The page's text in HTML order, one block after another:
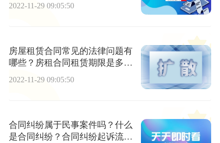
2022-11-29 09:05:50
房屋租赁合同常见的法律问题有
哪些？房租合同租赁期限是多
2022-11-29 09:05:50
合同纠纷属于民事案件吗？什么
是合同纠纷？合同纠纷起诉流程